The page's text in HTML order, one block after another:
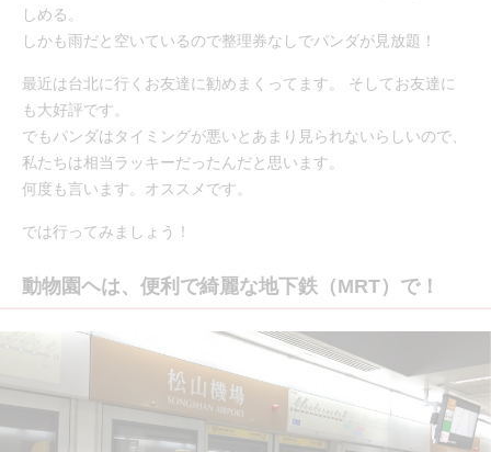
しめる。
しかも雨だと空いているので整理券なしでパンダが見放題！
最近は台北に行くお友達に勧めまくってます。 そしてお友達に
も大好評です。
でもパンダはタイミングが悪いとあまり見られないらしいので、
私たちは相当ラッキーだったんだと思います。
何度も言います。オススメです。
では行ってみましょう！
動物園ヘは、便利で綺麗な地下鉄（MRT）で！